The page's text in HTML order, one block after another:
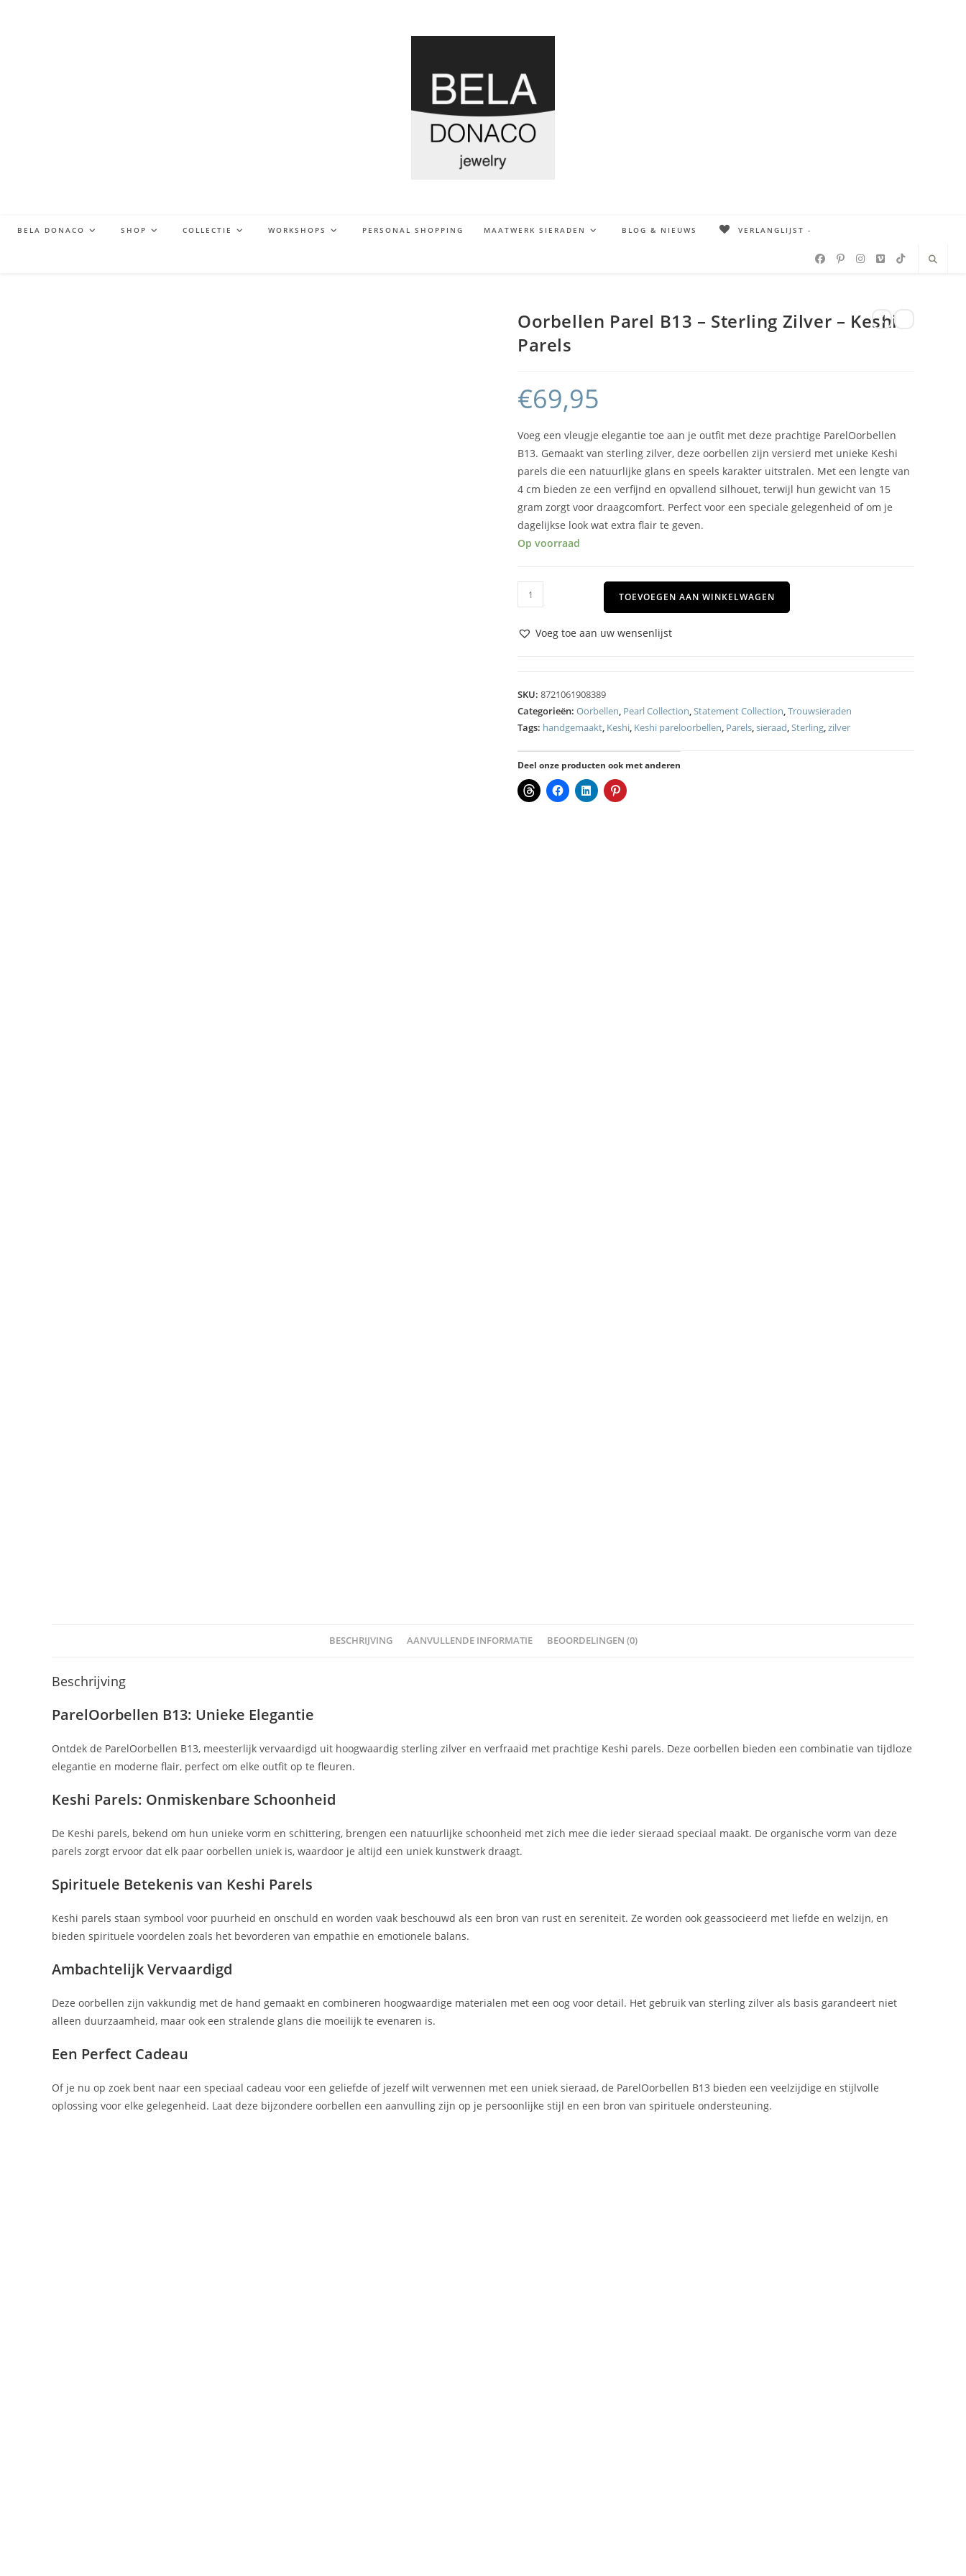
BELA DONACO SHOP COLLECTIE WORKSHOPS PERSONAL SHOPPING MAATWERK SIERADEN BLOG & NIEUWS VERLANGLIJST -
Oorbellen Parel B13 – Sterling Zilver – Keshi
Parels
€69,95
Voeg een vleugje elegantie toe aan je outfit met deze prachtige ParelOorbellen
B13. Gemaakt van sterling zilver, deze oorbellen zijn versierd met unieke Keshi
parels die een natuurlijke glans en speels karakter uitstralen. Met een lengte van
4 cm bieden ze een verfijnd en opvallend silhouet, terwijl hun gewicht van 15
gram zorgt voor draagcomfort. Perfect voor een speciale gelegenheid of om je
dagelijkse look wat extra flair te geven.
Op voorraad
TOEVOEGEN AAN WINKELWAGEN
Voeg toe aan uw wensenlijst
SKU: 8721061908389
Categorieën: Oorbellen, Pearl Collection,Statement Collection,Trouwsieraden
Tags: handgemaakt, Keshi, Keshi pareloorbellen, Parels,sieraad,Sterling,zilver
Deel onze producten ook met anderen
BESCHRIJVING AANVULLENDE INFORMATIE BEOORDELINGEN (0)
Beschrijving
ParelOorbellen B13: Unieke Elegantie
Ontdek de ParelOorbellen B13, meesterlijk vervaardigd uit hoogwaardig sterling zilver en verfraaid met prachtige Keshi parels. Deze oorbellen bieden een combinatie van tijdloze
elegantie en moderne flair, perfect om elke outfit op te fleuren.
Keshi Parels: Onmiskenbare Schoonheid
De Keshi parels, bekend om hun unieke vorm en schittering, brengen een natuurlijke schoonheid met zich mee die ieder sieraad speciaal maakt. De organische vorm van deze
parels zorgt ervoor dat elk paar oorbellen uniek is, waardoor je altijd een uniek kunstwerk draagt.
Spirituele Betekenis van Keshi Parels
Keshi parels staan symbool voor puurheid en onschuld en worden vaak beschouwd als een bron van rust en sereniteit. Ze worden ook geassocieerd met liefde en welzijn, en
bieden spirituele voordelen zoals het bevorderen van empathie en emotionele balans.
Ambachtelijk Vervaardigd
Deze oorbellen zijn vakkundig met de hand gemaakt en combineren hoogwaardige materialen met een oog voor detail. Het gebruik van sterling zilver als basis garandeert niet
alleen duurzaamheid, maar ook een stralende glans die moeilijk te evenaren is.
Een Perfect Cadeau
Of je nu op zoek bent naar een speciaal cadeau voor een geliefde of jezelf wilt verwennen met een uniek sieraad, de ParelOorbellen B13 bieden een veelzijdige en stijlvolle
oplossing voor elke gelegenheid. Laat deze bijzondere oorbellen een aanvulling zijn op je persoonlijke stijl en een bron van spirituele ondersteuning.